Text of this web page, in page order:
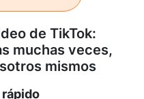
de TikTok:
muchas veces,
mismos
rápido